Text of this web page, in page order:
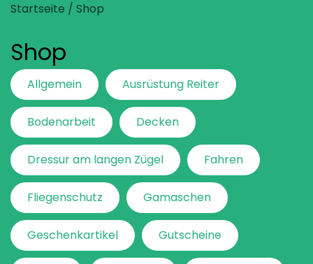
Startseite / Shop
Shop
Allgemein Ausrüstung Reiter
Bodenarbeit Decken
Dressur am langen Zügel Fahren
Fliegenschutz Gamaschen
Geschenkartikel Gutscheine